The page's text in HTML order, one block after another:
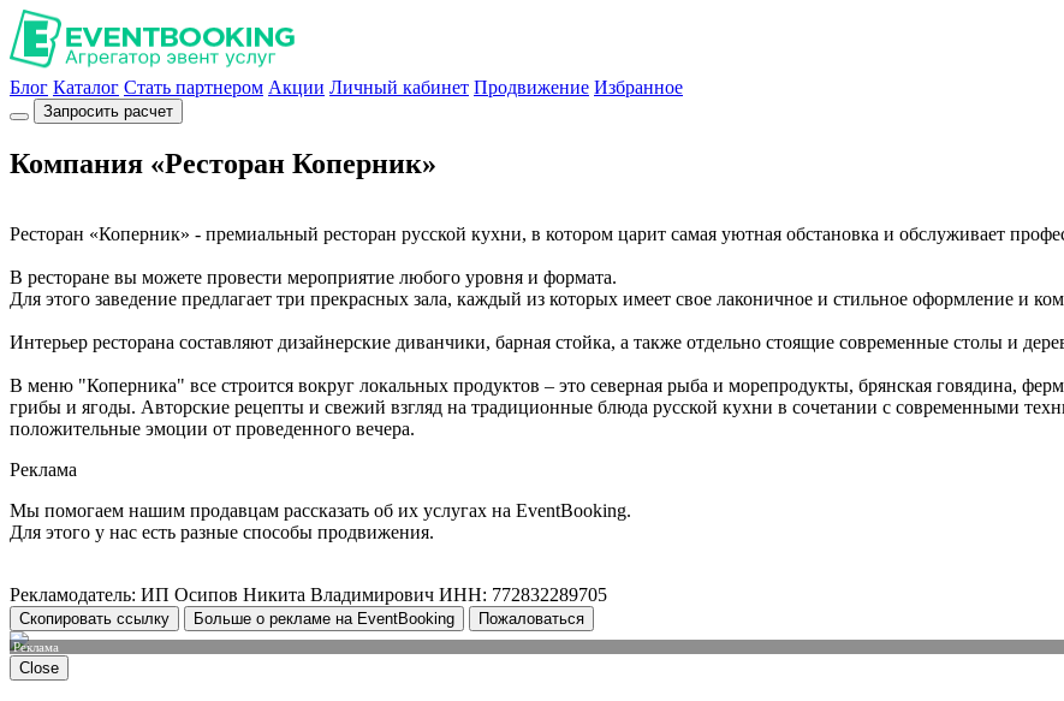
Блог Каталог Стать партнером Акции Личный кабинет Продвижение Избранное
Запросить расчет
Компания «Ресторан Коперник»
Ресторан «Коперник» - премиальный ресторан русской кухни, в котором царит самая уютная обстановка и обслуживает
В ресторане вы можете провести мероприятие любого уровня и формата.
Для этого заведение предлагает три прекрасных зала, каждый из которых имеет свое лаконичное и стильное оформление и
Интерьер ресторана составляют дизайнерские диванчики, барная стойка, а также отдельно стоящие современные столы и
В меню "Коперника" все строится вокруг локальных продуктов – это северная рыба и морепродукты, брянская говядина,
грибы и ягоды. Авторские рецепты и свежий взгляд на традиционные блюда русской кухни в сочетании с современными
положительные эмоции от проведенного вечера.
Реклама
Мы помогаем нашим продавцам рассказать об их услугах на EventBooking.
Для этого у нас есть разные способы продвижения.
Рекламодатель: ИП Осипов Никита Владимирович ИНН: 772832289705
Скопировать ссылку Больше о рекламе на EventBooking Пожаловаться
Реклама
Close